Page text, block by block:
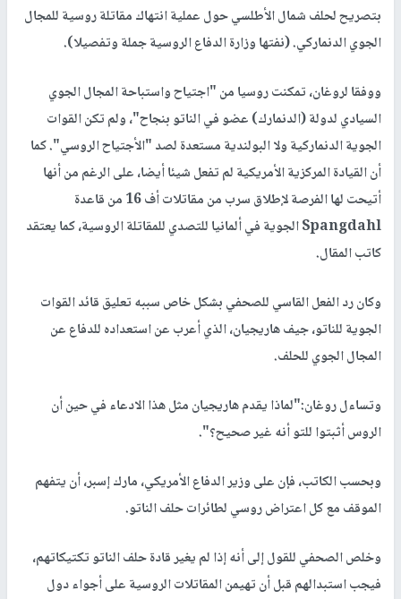
بتصريح لحلف شمال الأطلسي حول عملية انتهاك مقاتلة روسية للمجال
الجوي الدنماركي. (نفتها وزارة الدفاع الروسية جملة وتفصيلا).
ووفقا لروغان، تمكنت روسيا من "اجتياح واستباحة المجال الجوي
السيادي لدولة (الدنمارك) عضو في الناتو بنجاح"، ولم تكن القوات
الجوية الدنماركية ولا البولندية مستعدة لصد "الأجتياح الروسي". كما
أن القيادة المركزية الأمريكية لم تفعل شيئا أيضا، على الرغم من أنها
أتيحت لها الفرصة لإطلاق سرب من مقاتلات أف 16 من قاعدة
Spangdahl الجوية في ألمانيا للتصدي للمقاتلة الروسية، كما يعتقد
كاتب المقال.
وكان رد الفعل القاسي للصحفي بشكل خاص سببه تعليق قائد القوات
الجوية للناتو، جيف هاريجيان، الذي أعرب عن استعداده للدفاع عن
المجال الجوي للحلف.
وتساءل روغان:"لماذا يقدم هاريجيان مثل هذا الادعاء في حين أن
الروس أثبتوا للتو أنه غير صحيح؟".
وبحسب الكاتب، فإن على وزير الدفاع الأمريكي، مارك إسبر، أن يتفهم
الموقف مع كل اعتراض روسي لطائرات حلف الناتو.
وخلص الصحفي للقول إلى أنه إذا لم يغير قادة حلف الناتو تكتيكاتهم،
فيجب استبدالهم قبل أن تهيمن المقاتلات الروسية على أجواء دول